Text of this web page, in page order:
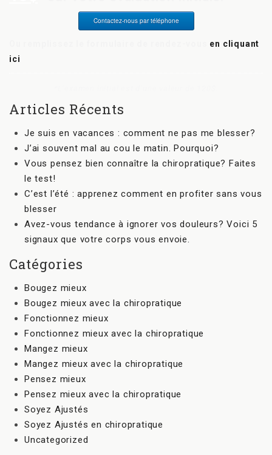
Contactez-nous par téléphone
en cliquant
ici
Articles Récents
Je suis en vacances : comment ne pas me blesser?
J’ai souvent mal au cou le matin. Pourquoi?
Vous pensez bien connaître la chiropratique? Faites
le test!
C’est l’été : apprenez comment en profiter sans vous
blesser
Avez-vous tendance à ignorer vos douleurs? Voici 5
signaux que votre corps vous envoie.
Catégories
Bougez mieux
Bougez mieux avec la chiropratique
Fonctionnez mieux
Fonctionnez mieux avec la chiropratique
Mangez mieux
Mangez mieux avec la chiropratique
Pensez mieux
Pensez mieux avec la chiropratique
Soyez Ajustés
Soyez Ajustés en chiropratique
Uncategorized